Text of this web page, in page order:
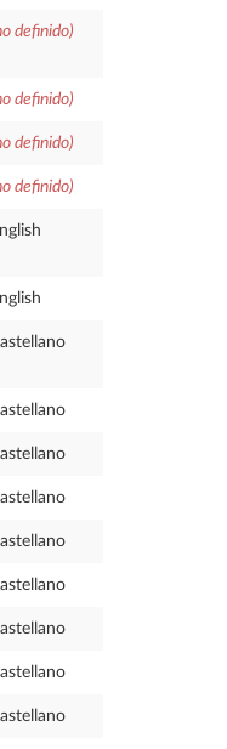
definido)
definido)
definido)
definido)